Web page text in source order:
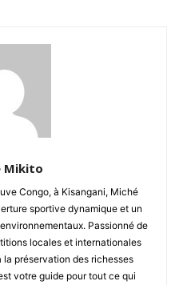
Mikito
Congo, à Kisangani, Miché
sportive dynamique et un
Passionné de
locales et internationales
préservation des richesses
votre guide pour tout ce qui